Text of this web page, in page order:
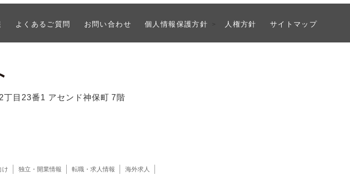
よくあるご質問 お問い合わせ 個人情報保護方針 > 人権方針 サイトマップ
目23番1 アセンド神保町 7階
け 独立・開業情報 転職・求人情報
海外求人